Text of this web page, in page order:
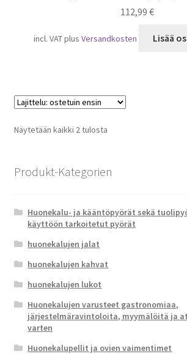
112,99 €
incl. VATplusVersandkosten Lisää
Näytetään kaikki 2 tulostaSuosituimmat
Produkt-Kategorien
Huonekalu- ja kääntöpyörät sekä
käyttöön tarkoitetut pyörät
huonekalujen jalat
huonekalujen kahvat
huonekalujen lukot
Huonekalujen varusteet gastronomiaa,
järjestelmäravintoloita, myymälöitä ja
varten
Huonekalupellit ja ovien vaimentimet